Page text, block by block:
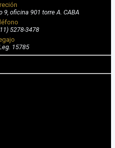
9, oficina 901 torre A. CABA
5278-3478
15785